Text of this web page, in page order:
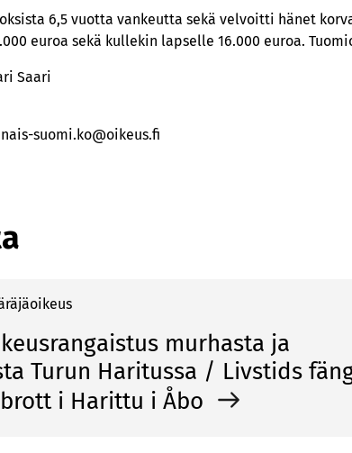
6,5 vuotta vankeutta sekä velvoitti hänet
euroa sekä kullekin lapselle 16.000 euroa.
Saari
suomi.ko@oikeus.fi
murhasta ja
Turun Haritussa / Livstids
i Harittu i Åbo